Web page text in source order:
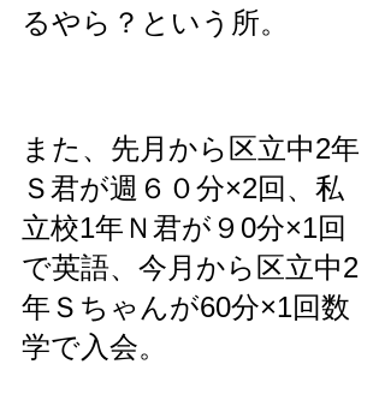
るやら？という所。
また、先月から区立中2年
Ｓ君が週６０分×2回、私
立校1年Ｎ君が９0分×1回
で英語、今月から区立中2
年Ｓちゃんが60分×1回数
学で入会。